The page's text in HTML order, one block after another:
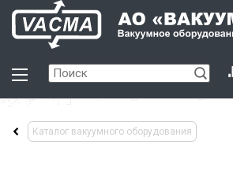
Каталог вакуумного оборудования